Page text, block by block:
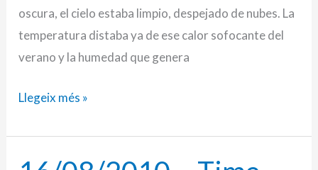
oscura, el cielo estaba limpio, despejado de nubes. La
temperatura distaba ya de ese calor sofocante del
verano y la humedad que genera
Llegeix més »
16/08/2010